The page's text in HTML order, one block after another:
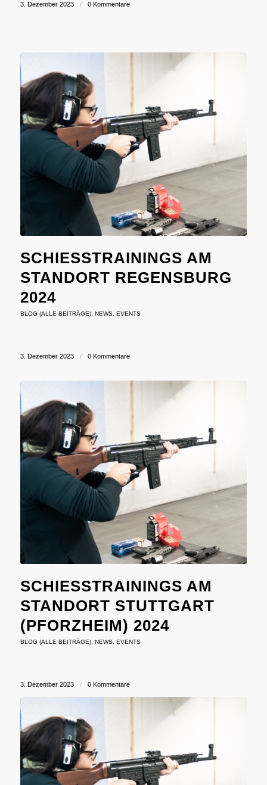
3. Dezember 2023 / 0 Kommentare
SCHIESSTRAININGS AM S
TANDORT REGENSBURG 2
024
BLOG (ALLE BEITRÄGE), NEWS, EVENTS
3. Dezember 2023 / 0 Kommentare
SCHIESSTRAININGS AM S
TANDORT STUTTGART (
PFORZHEIM) 2024
BLOG (ALLE BEITRÄGE), NEWS, EVENTS
3. Dezember 2023 / 0 Kommentare